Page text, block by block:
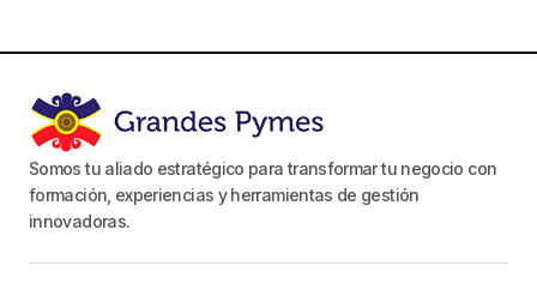
Somos tu aliado estratégico para transformar tu negocio con
formación, experiencias y herramientas de gestión
innovadoras.